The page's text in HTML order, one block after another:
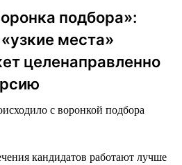
подбора»:
места»
целенаправленно
с воронкой подбора
кандидатов работают лучше